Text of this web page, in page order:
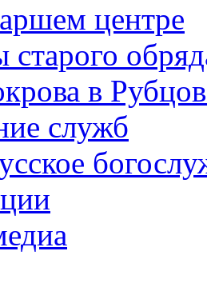
центре
старого
в
служб